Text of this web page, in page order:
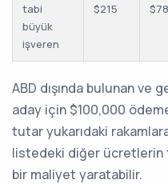
tabi
büyük
işveren
$215
ABD dışında bulunan ve
aday için $100,000
tutar yukarıdaki
listedeki diğer ücretlerin
bir maliyet yaratabilir.